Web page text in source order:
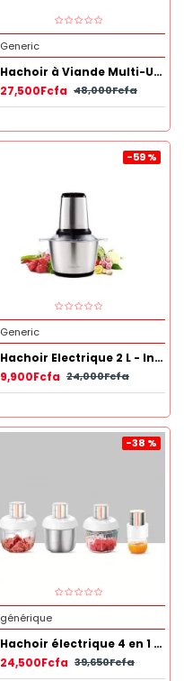
Generic
Hachoir à Viande Multi-Usage Double Vitesse - 6L
27,500Fcfa 48,000Fcfa
-59 %
Generic
Hachoir Electrique 2 L - Inox
9,900Fcfa 24,000Fcfa
-38 %
générique
Hachoir électrique 4 en 1 robuste
24,500Fcfa 39,650Fcfa